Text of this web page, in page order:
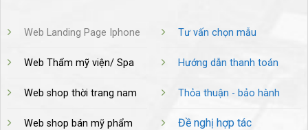
Web Landing Page Iphone
Web Thẩm mỹ viện/ Spa
Web shop thời trang nam
Web shop bán mỹ phẩm
Tư vấn chọn mẫu
Hướng dẫn thanh toán
Thỏa thuận - bảo hành
Đề nghị hợp tác